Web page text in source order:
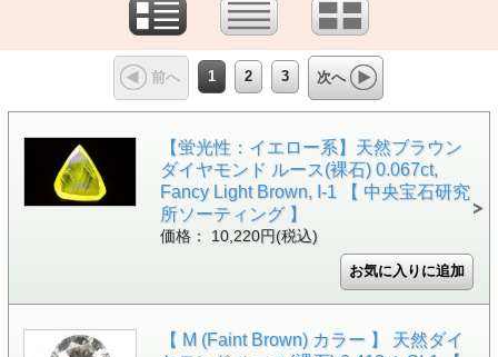
前へ 1 2 3 次へ
【蛍光性：イエロー系】天然ブラウン
ダイヤモンド ルース(裸石) 0.067ct,
Fancy Light Brown, I-1 【 中央宝石研究
所ソーティング 】
価格： 10,220円(税込)
【 M (Faint Brown) カラー 】 天然ダイ